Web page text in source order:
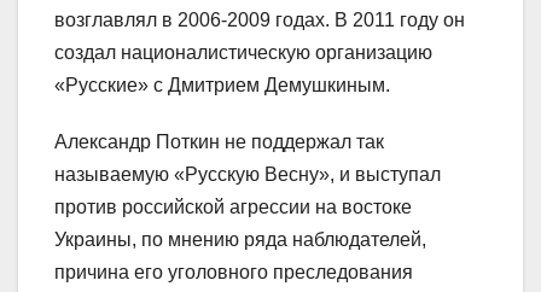
возглавлял в 2006-2009 годах. В 2011 году он
создал националистическую организацию
«Русские» с Дмитрием Демушкиным.
Александр Поткин не поддержал так
называемую «Русскую Весну», и выступал
против российской агрессии на востоке
Украины, по мнению ряда наблюдателей,
причина его уголовного преследования